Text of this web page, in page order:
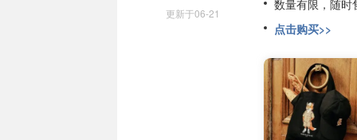
更新于06-21
数量有限，随时
点击购买>>